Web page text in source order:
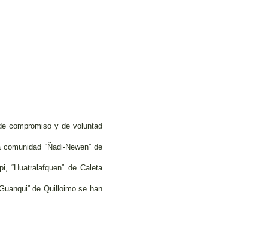
compromiso y de voluntad
“Ñadi-Newen” de
“Huatralafquen” de Caleta
de Quilloimo se han